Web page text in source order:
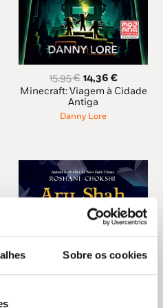
Sobre os cookies
15,95€ O
preço
original
era:
14,36 €O
preço
Minecraft: Viagem à Cidade
Antiga
Danny Lore